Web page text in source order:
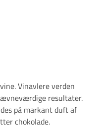
Vinavlere verden
resultater.
på markant duft af
chokolade.